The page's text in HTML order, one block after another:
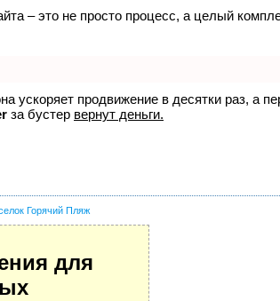
– это не просто процесс, а целый
ускоряет продвижение в десятки раз, а
за бустер вернут деньги.
Горячий Пляж
для